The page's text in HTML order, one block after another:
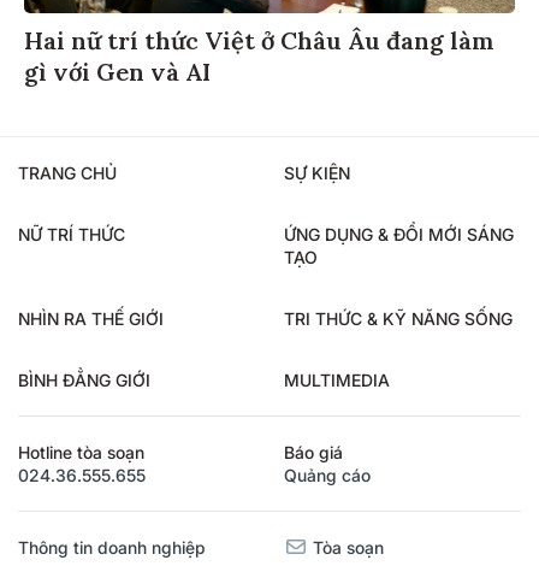
Hai nữ trí thức Việt ở Châu Âu đang làm
gì với Gen và AI
TRANG CHỦ SỰ KIỆN
NỮ TRÍ THỨC
ỨNG DỤNG & ĐỔI MỚI SÁNG
TẠO
NHÌN RA THẾ GIỚI TRI THỨC & KỸ NĂNG SỐNG
BÌNH ĐẲNG GIỚI MULTIMEDIA
Hotline tòa soạn
024.36.555.655
Báo giá
Quảng cáo
Thông tin doanh nghiệp Tòa soạn